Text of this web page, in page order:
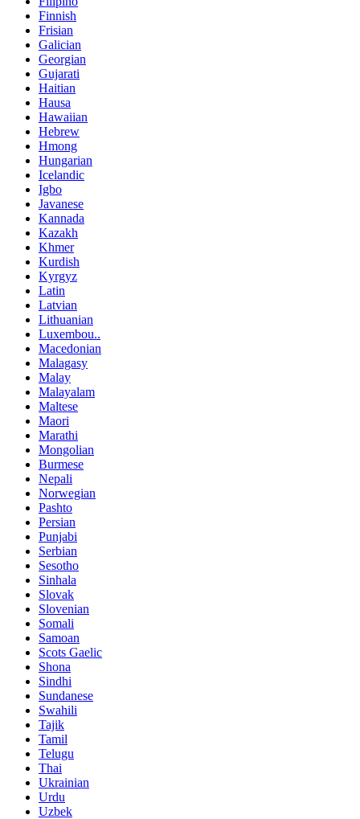
Finnish
Frisian
Galician
Georgian
Gujarati
Haitian
Hausa
Hawaiian
Hebrew
Hmong
Hungarian
Icelandic
Igbo
Javanese
Kannada
Kazakh
Khmer
Kurdish
Kyrgyz
Latin
Latvian
Lithuanian
Luxembou..
Macedonian
Malagasy
Malay
Malayalam
Maltese
Maori
Marathi
Mongolian
Burmese
Nepali
Norwegian
Pashto
Persian
Punjabi
Serbian
Sesotho
Sinhala
Slovak
Slovenian
Somali
Samoan
Scots Gaelic
Shona
Sindhi
Sundanese
Swahili
Tajik
Tamil
Telugu
Thai
Ukrainian
Urdu
Uzbek